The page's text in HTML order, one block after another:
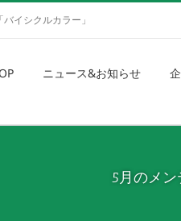
イシクルカラー」
ニュース&お知らせ
5月のメン